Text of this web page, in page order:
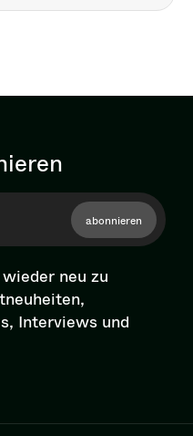
abonnieren
neu zu
Interviews und